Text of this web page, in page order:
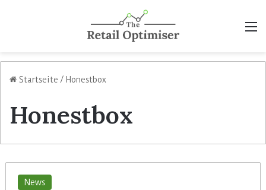
Startseite / Honestbox
Honestbox
News